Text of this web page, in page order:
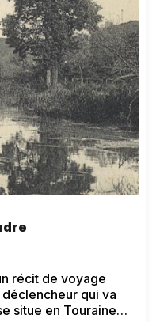
récit de voyage
qui va
situe en Touraine,